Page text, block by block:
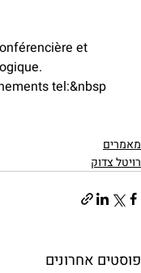
et
tel:&nbsp
מאמרים
רויטל צדוק
פוסטים אחרונים